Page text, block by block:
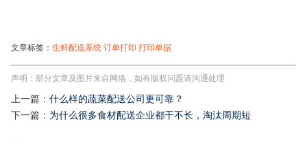
文章标签： 生鲜配送系统订单打印 打印单据
声明：部分文章及图片来自网络，如有版权问题请沟通处理
上一篇： 什么样的蔬菜配送公司更可靠？
下一篇： 为什么很多食材配送企业都干不长，淘汰周期短